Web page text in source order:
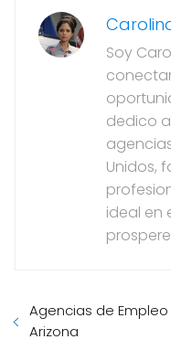
Soy
dedico
Unidos,
ideal en
Agencias de Empleo
Arizona